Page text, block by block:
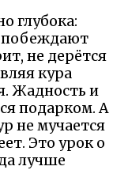
глубока:
побеждают
не дерётся
кура
Жадность и
подарком. А
не мучается
Это урок о
лучше